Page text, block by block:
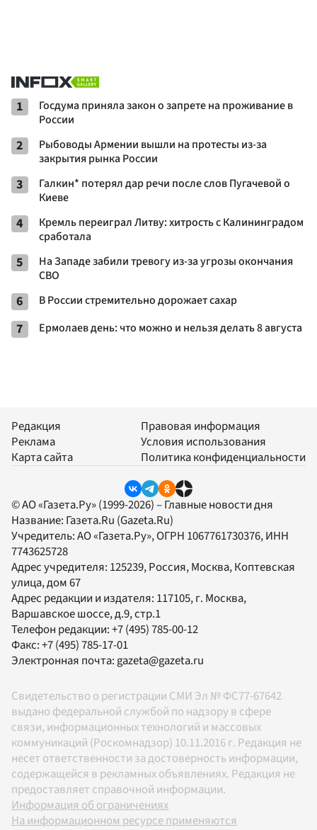
1
Госдума приняла закон о запрете на проживание в
России
2
Рыбоводы Армении вышли на протесты из-за
закрытия рынка России
3
Галкин* потерял дар речи после слов Пугачевой о
Киеве
4
Кремль переиграл Литву: хитрость с Калининградом
сработала
5
На Западе забили тревогу из-за угрозы окончания
СВО
6 В России стремительно дорожает сахар
7 Ермолаев день: что можно и нельзя делать 8 августа
Редакция
Реклама
Карта сайта
Правовая информация
Условия использования
Политика конфиденциальности
© АО «Газета.Ру» (1999-2026) – Главные новости дня
Название: Газета.Ru (Gazeta.Ru)
Учредитель:АО «Газета.Ру», ОГРН 1067761730376, ИНН
7743625728
Адрес учредителя: 125239, Россия, Москва, Коптевская
улица, дом 67
Адрес редакции и издателя: 117105, г. Москва,
Варшавское шоссе, д.9, стр.1
Телефон редакции:+7 (495) 785-00-12
Факс:+7 (495) 785-17-01
Электронная почта: gazeta@gazeta.ru
Свидетельство о регистрации СМИ Эл № ФС77-67642
выдано федеральной службой по надзору в сфере
связи, информационных технологий и массовых
коммуникаций (Роскомнадзор) 10.11.2016 г. Редакция не
несет ответственности за достоверность информации,
содержащейся в рекламных объявлениях. Редакция не
предоставляет справочной информации.
Информация об ограничениях
На информационном ресурсе применяются